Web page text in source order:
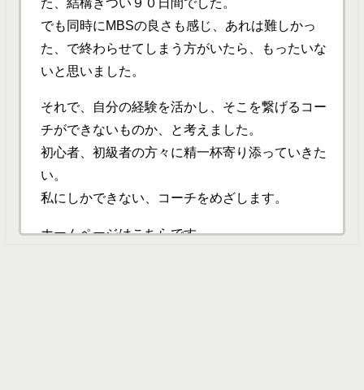
でも同時にMBSの良さも感じ、あれは難しかっ
た、で終わらせてしまう方がいたら、もったいな
いと思いました。
それで、自分の経験を活かし、そこを繋げるコー
チができないものか、と考えました。
初心者、初級者の方々に精一杯寄り添っていきた
い。
私にしかできない、コーチをめざします。
ホームページはこちらです。